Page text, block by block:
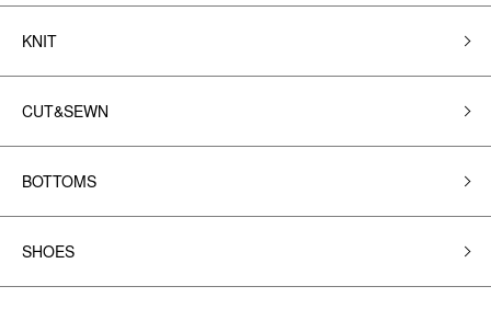
KNIT
CUT&SEWN
BOTTOMS
SHOES